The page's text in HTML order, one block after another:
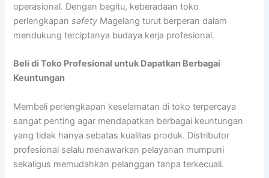
operasional. Dengan begitu, keberadaan toko
perlengkapansafety Magelang turut berperan dalam
mendukung terciptanya budaya kerja profesional.
Beli di Toko Profesional untuk Dapatkan Berbagai
Keuntungan
Membeli perlengkapan keselamatan di toko terpercaya
sangat penting agar mendapatkan berbagai keuntungan
yang tidak hanya sebatas kualitas produk. Distributor
profesional selalu menawarkan pelayanan mumpuni
sekaligus memudahkan pelanggan tanpa terkecuali.